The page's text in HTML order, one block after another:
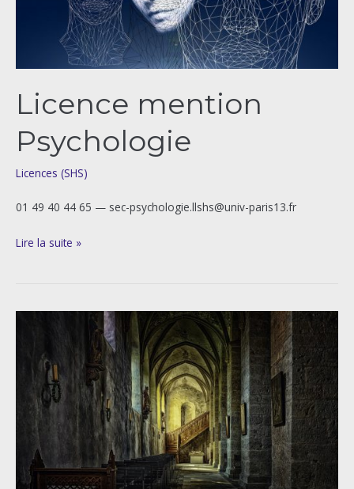
Licence mention
Psychologie
Licences (SHS)
01 49 40 44 65 — sec-psychologie.llshs@univ-paris13.fr
Lire la suite »
Histoire